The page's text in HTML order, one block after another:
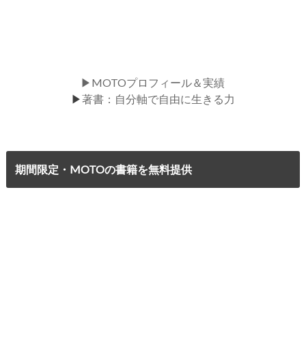
▶MOTOプロフィール＆実績
▶著書：自分軸で自由に生きる力
期間限定・MOTOの書籍を無料提供